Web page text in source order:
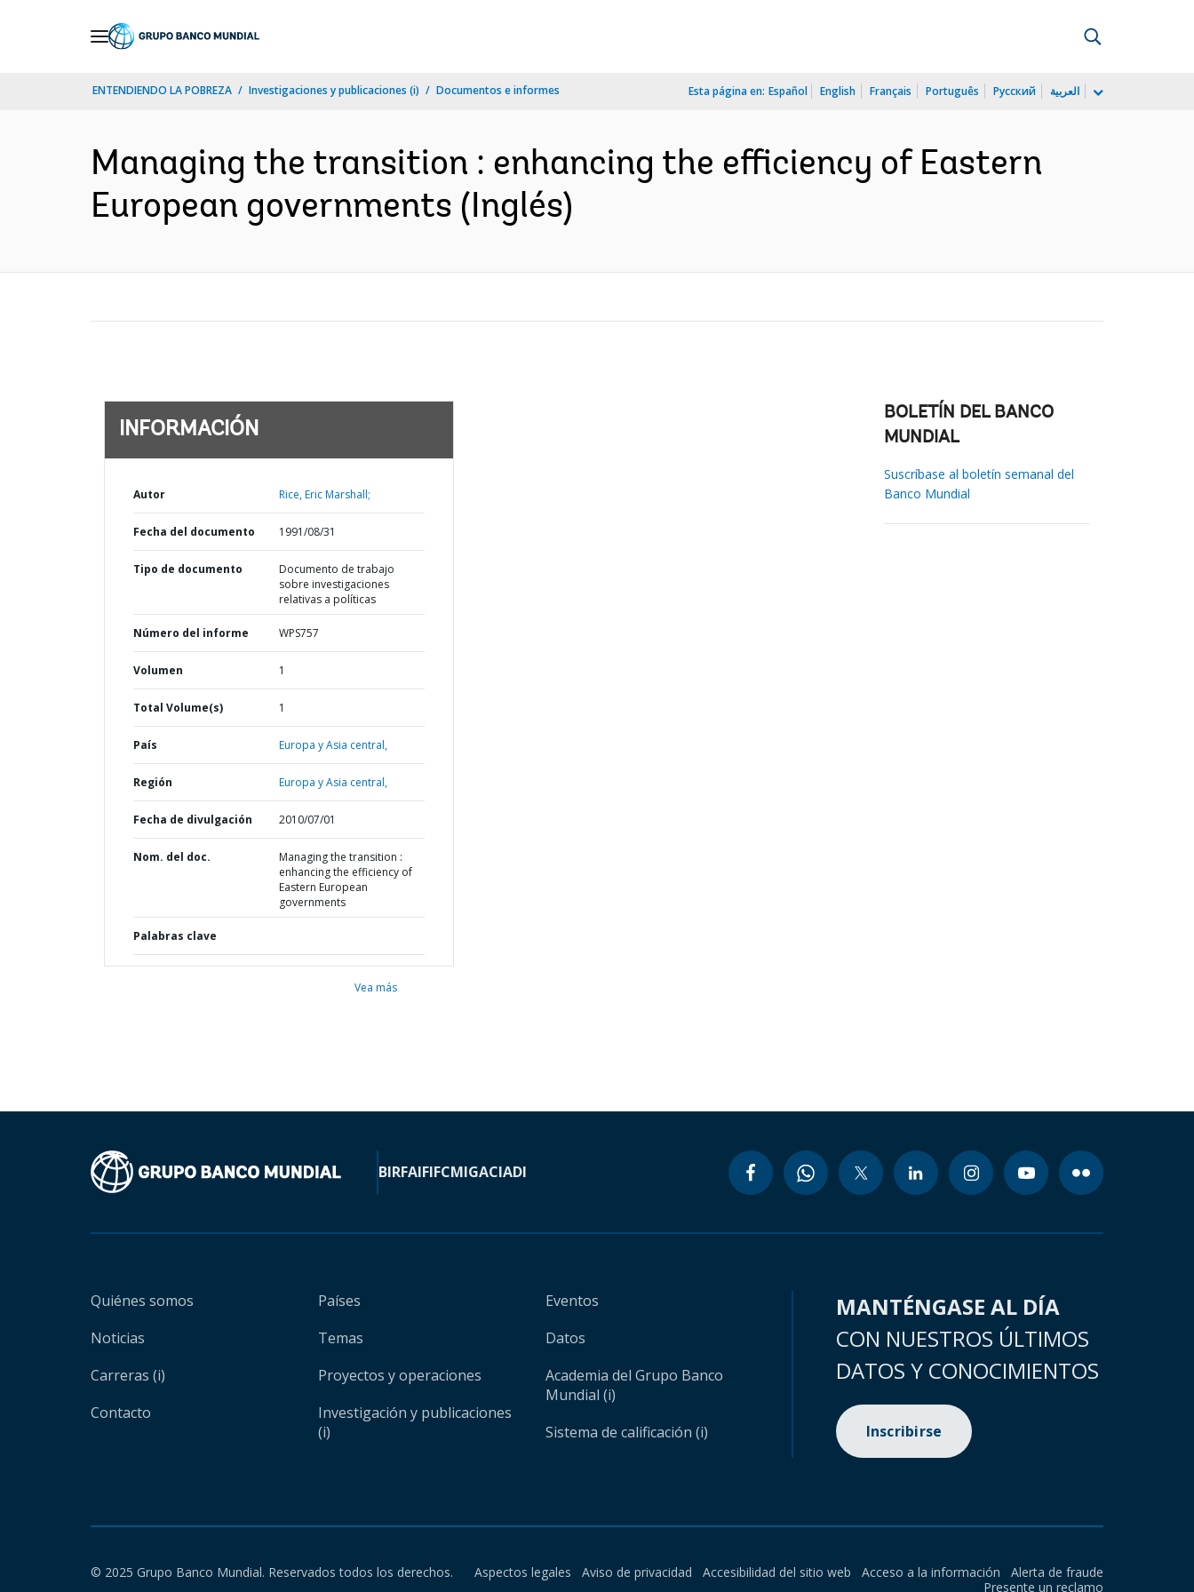
ENTENDIENDO LA POBREZA Investigaciones y publicaciones (i) Documentos e informes Esta página en: Español English Français Português Русский العربية
Managing the transition : enhancing the efficiency of Eastern
European governments (Inglés)
INFORMACIÓN
Autor Rice, Eric Marshall;
Fecha del documento 1991/08/31
Tipo de documento
Documento de trabajo
sobre investigaciones
relativas a políticas
Número del informe WPS757
Volumen 1
Total Volume(s) 1
País Europa y Asia central,
Región Europa y Asia central,
Fecha de divulgación 2010/07/01
Nom. del doc.
Managing the transition :
enhancing the efficiency of
Eastern European
governments
Palabras clave
Vea más
BOLETÍN DEL BANCO
MUNDIAL
Suscríbase al boletín semanal del
Banco Mundial
BIRFAIFIFCMIGACIADI
Quiénes somos
Noticias
Carreras (i)
Contacto
Países
Temas
Proyectos y operaciones
Investigación y publicaciones
(i)
Eventos
Datos
Academia del Grupo Banco
Mundial (i)
Sistema de calificación (i)
MANTÉNGASE AL DÍA
CON NUESTROS ÚLTIMOS
DATOS Y CONOCIMIENTOS
Inscribirse
© 2025 Grupo Banco Mundial. Reservados todos los derechos. Aspectos legales Aviso de privacidad Accesibilidad del sitio web Acceso a la información
Alerta de fraude
Presente un reclamo